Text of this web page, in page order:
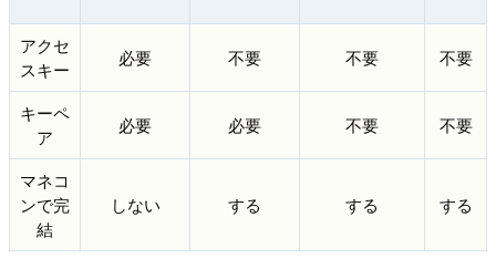
アクセ
スキー
必要 不要 不要 不要
キーペ
ア
必要 必要 不要 不要
マネコ
ンで完
結
しない する する する